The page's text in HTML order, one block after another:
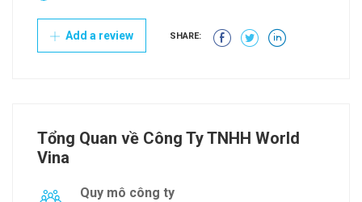
Add a review SHARE:
Tổng Quan về Công Ty TNHH World
Vina
Quy mô công ty